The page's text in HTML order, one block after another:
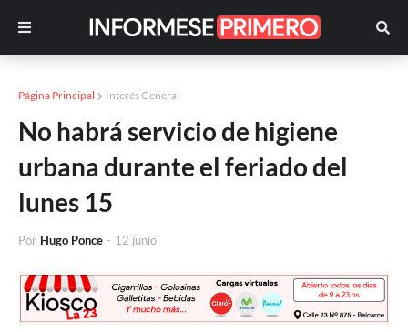
Página Principal Interés General
No habrá servicio de higiene
urbana durante el feriado del
lunes 15
Por Hugo Ponce - 12 junio